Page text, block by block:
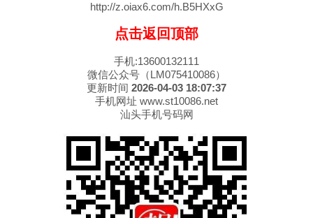
http://z.oiax6.com/h.B5HXxG
点击返回顶部
手机:13600132111
微信公众号（LM075410086）
更新时间 2026-04-03 18:07:37
手机网址 www.st10086.net
汕头手机号码网